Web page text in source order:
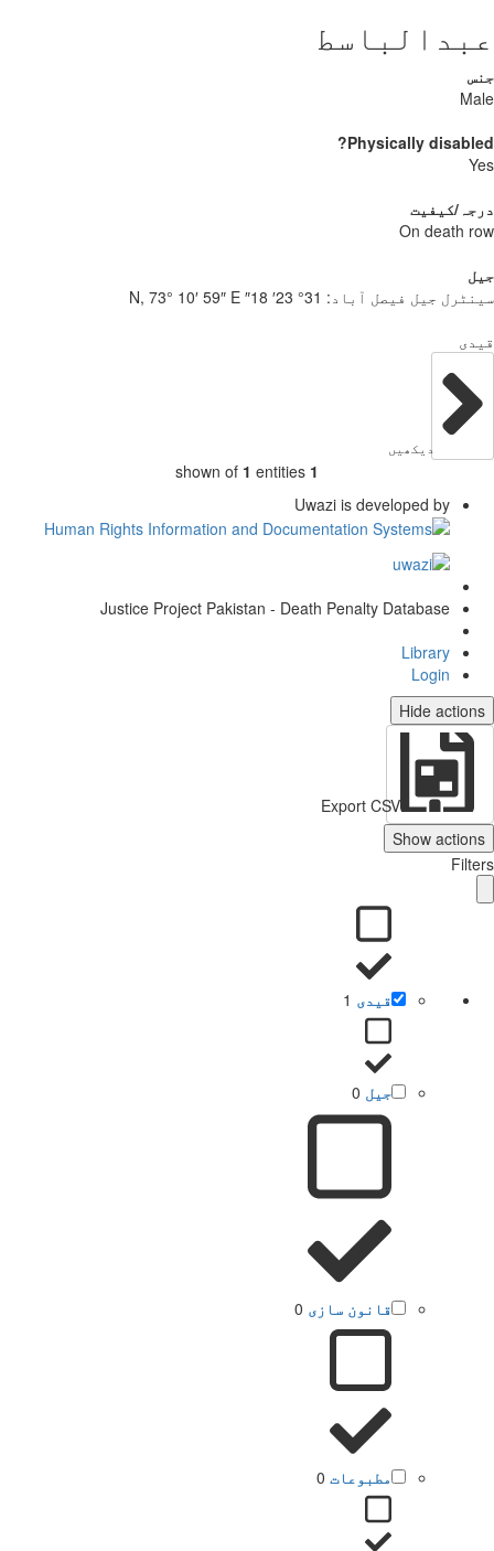
Physically
کیفیت
On death
جیل فیصل آباد: 31° 23′ 18″ N, 73° 10′ 59″ E
دیکھیں
shown of 1 entities
Uwazi is developed by
Justice Project Pakistan - Death Penalty Database
Library
Login
Hide
Export CSV
Show
قیدی 1
جیل 0
قانون سازی 0
مطبوعات 0